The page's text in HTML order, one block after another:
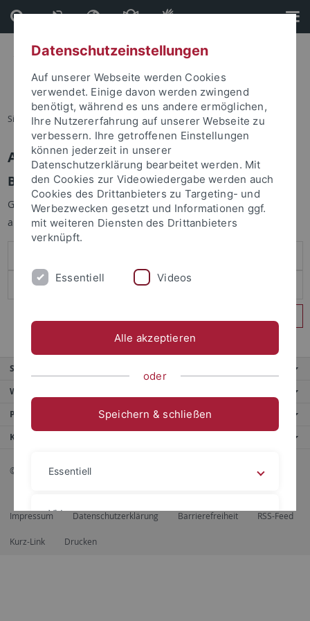
Direkt
zum
Inhalt
Direkt
zur
Fußleiste
Sie sind hier: Startseite
Anmelden
Benutzeranmeldung
Geben Sie Ihren Benutzernamen und Ihr Passwort an um sich
anzumelden:
Service
Weitere Angebote
Portale
Kontaktinfo
© 2026 Eberhard Karls Universität Tübingen, Tübingen
Impressum Datenschutzerklärung Barrierefreiheit RSS-Feed
Kurz-Link Drucken
Datenschutzeinstellungen
Auf unserer Webseite werden Cookies
verwendet. Einige davon werden zwingend
benötigt, während es uns andere ermöglichen,
Ihre Nutzererfahrung auf unserer Webseite zu
verbessern. Ihre getroffenen Einstellungen
können jederzeit in unserer
Datenschutzerklärung bearbeitet werden. Mit
den Cookies zur Videowiedergabe werden auch
Cookies des Drittanbieters zu Targeting- und
Werbezwecken gesetzt und Informationen ggf.
mit weiteren Diensten des Drittanbieters
verknüpft.
Essentiell Videos
Alle akzeptieren
oder
Speichern & schließen
Essentiell
Videos